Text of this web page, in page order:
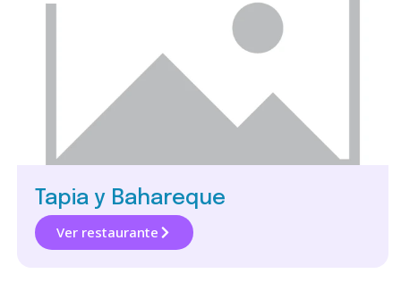
Tapia y Bahareque
Ver restaurante